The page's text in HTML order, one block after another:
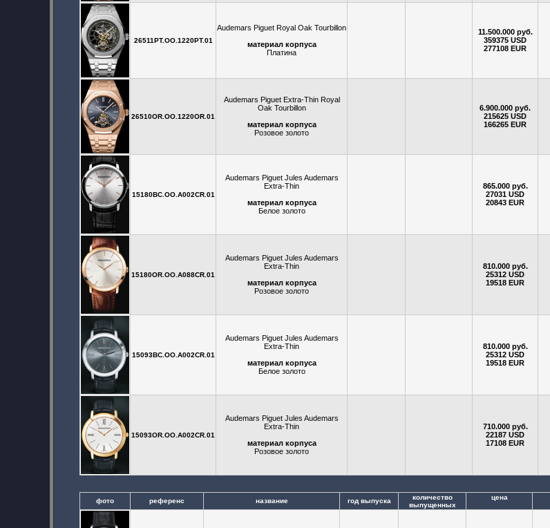
26511PT.OO.1220PT.01
Audemars Piguet Royal Oak Tourbillon
материал корпуса
Платина
11.500.000 руб.
359375 USD
277108 EUR
26510OR.OO.1220OR.01
Audemars Piguet Extra-Thin Royal
Oak Tourbillon
материал корпуса
Розовое золото
6.900.000 руб.
215625 USD
166265 EUR
15180BC.OO.A002CR.01
Audemars Piguet Jules Audemars
Extra-Thin
материал корпуса
Белое золото
865.000 руб.
27031 USD
20843 EUR
15180OR.OO.A088CR.01
Audemars Piguet Jules Audemars
Extra-Thin
материал корпуса
Розовое золото
810.000 руб.
25312 USD
19518 EUR
15093BC.OO.A002CR.01
Audemars Piguet Jules Audemars
Extra-Thin
материал корпуса
Белое золото
810.000 руб.
25312 USD
19518 EUR
15093OR.OO.A002CR.01
Audemars Piguet Jules Audemars
Extra-Thin
материал корпуса
Розовое золото
710.000 руб.
22187 USD
17108 EUR
фото референс название год выпуска
количество
выпущенных
цена